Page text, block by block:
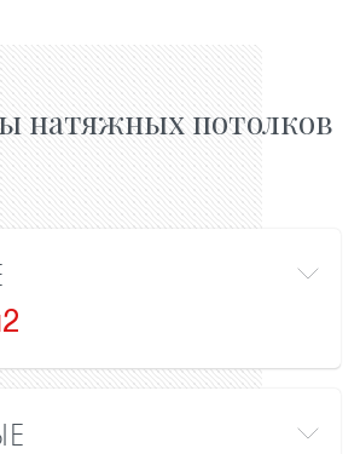
натяжных потолков